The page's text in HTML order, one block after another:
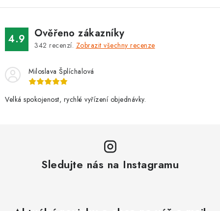
ý
s4.9 Ověřeno zákazníky
342 recenzí. Zobrazit všechny recenze
Miloslava Šplíchalová
Velká spokojenost, rychlé vyřízení objednávky.
Sledujte nás na Instagramu